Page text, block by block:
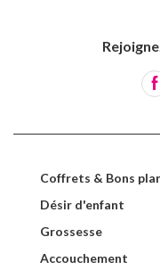
Coffrets & Bons
Désir d'enfant
Grossesse
Accouchement